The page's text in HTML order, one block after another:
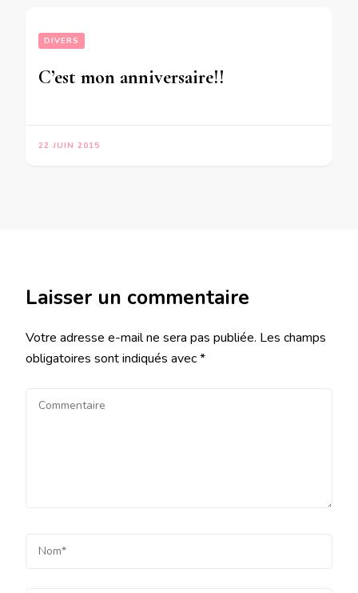
DIVERS
C’est mon anniversaire!!
22 JUIN 2015
Laisser un commentaire
Votre adresse e-mail ne sera pas publiée. Les champs
obligatoires sont indiqués avec*